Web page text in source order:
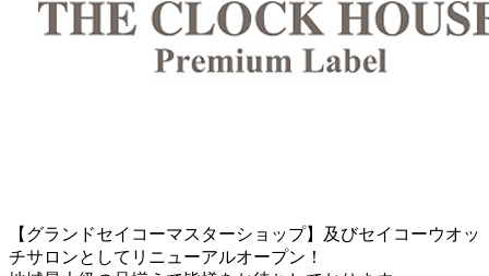
【グランドセイコーマスターショップ】及びセイコーウオッ
チサロンとしてリニューアルオープン！